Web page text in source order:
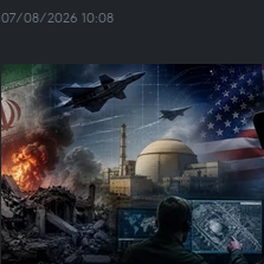
07/08/2026 10:08